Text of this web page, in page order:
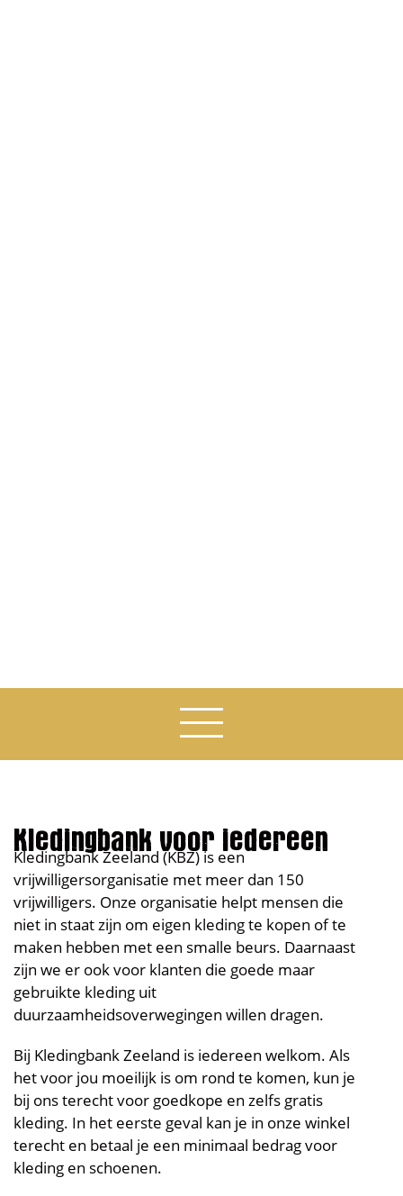
Kledingbank Zeeland (KBZ) is een
vrijwilligersorganisatie met meer dan 150
vrijwilligers. Onze organisatie helpt mensen die
niet in staat zijn om eigen kleding te kopen of te
maken hebben met een smalle beurs. Daarnaast
zijn we er ook voor klanten die goede maar
gebruikte kleding uit
duurzaamheidsoverwegingen willen dragen.
Bij Kledingbank Zeeland is iedereen welkom. Als
het voor jou moeilijk is om rond te komen, kun je
bij ons terecht voor goedkope en zelfs gratis
kleding. In het eerste geval kan je in onze winkel
terecht en betaal je een minimaal bedrag voor
kleding en schoenen.